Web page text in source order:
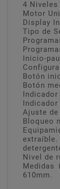
4 Niveles
Motor
Display
Tipo de
Inicio-
Botón
Botón
Indicador
Ajuste
Bloqueo
Nivel de
Medidas
610mm.